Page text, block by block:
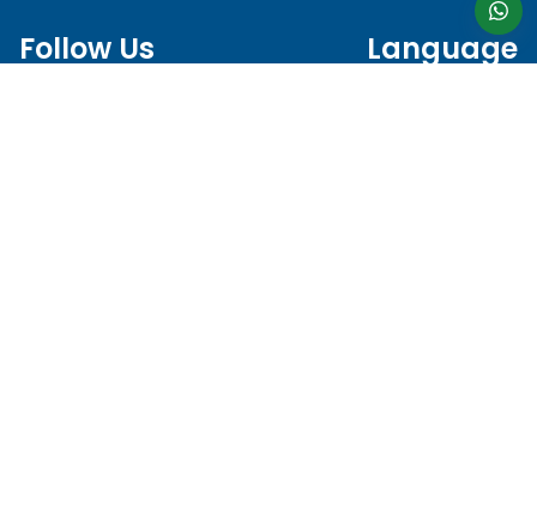
Follow Us Language